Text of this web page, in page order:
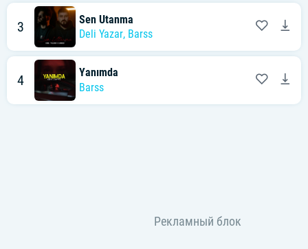
3
Sen Utanma
Deli Yazar, Barss
4
Yanımda
Barss